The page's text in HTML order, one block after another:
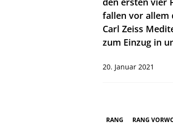
fallen vor allem
Carl Zeiss
zum Einzug in
20. Januar 2021
RANG RANG